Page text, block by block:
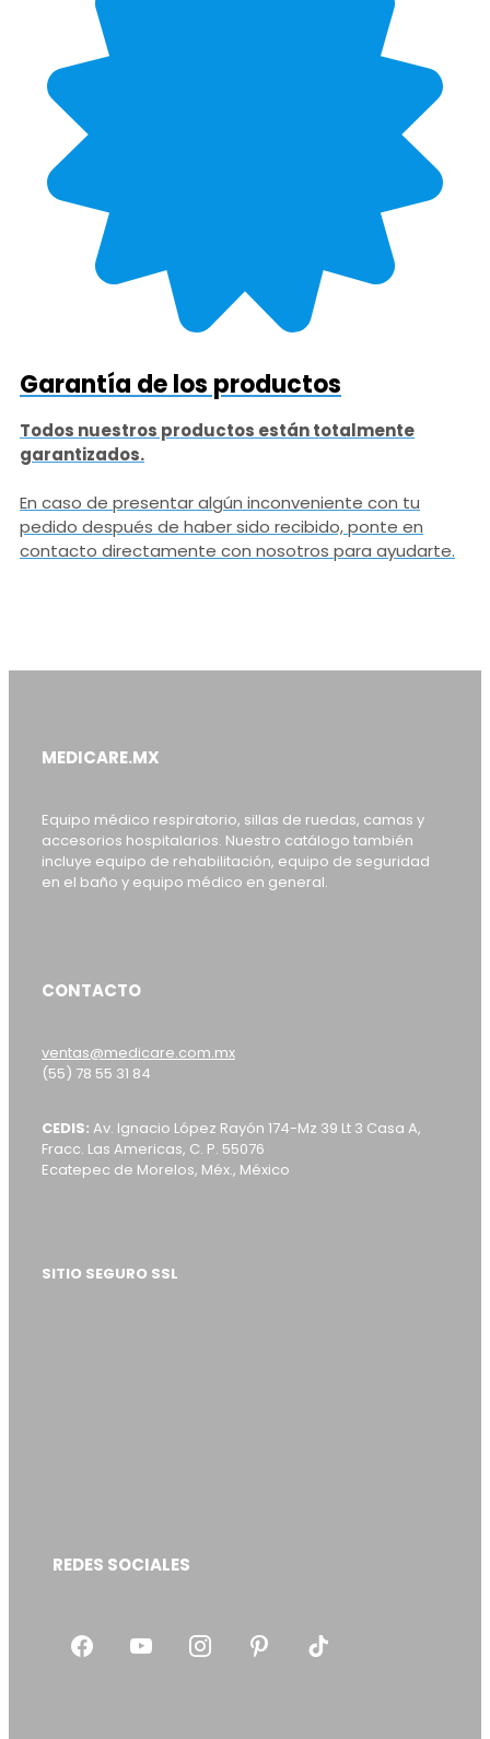
Garantía de los productos
Todos nuestros productos están totalmente
garantizados.
En caso de presentar algún inconveniente con tu
pedido después de haber sido recibido, ponte en
contacto directamente con nosotros para ayudarte.
MEDICARE.MX
Equipo médico respiratorio, sillas de ruedas, camas y
accesorios hospitalarios. Nuestro catálogo también
incluye equipo de rehabilitación, equipo de seguridad
en el baño y equipo médico en general.
CONTACTO
ventas@medicare.com.mx
(55) 78 55 31 84
CEDIS: Av. Ignacio López Rayón 174-Mz 39 Lt 3 Casa A,
Fracc. Las Americas, C. P. 55076
Ecatepec de Morelos, Méx., México
SITIO SEGURO SSL
REDES SOCIALES